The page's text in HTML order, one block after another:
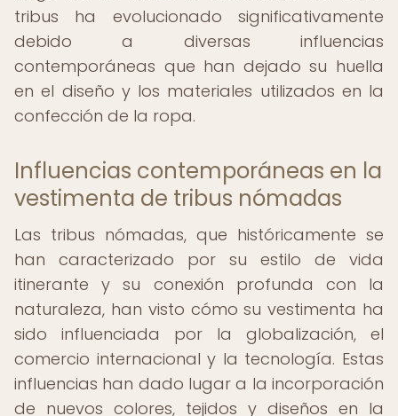
tribus ha evolucionado significativamente
debido a diversas influencias
contemporáneas que han dejado su huella
en el diseño y los materiales utilizados en la
confección de la ropa.
Influencias contemporáneas en la
vestimenta de tribus nómadas
Las tribus nómadas, que históricamente se
han caracterizado por su estilo de vida
itinerante y su conexión profunda con la
naturaleza, han visto cómo su vestimenta ha
sido influenciada por la globalización, el
comercio internacional y la tecnología. Estas
influencias han dado lugar a la incorporación
de nuevos colores, tejidos y diseños en la